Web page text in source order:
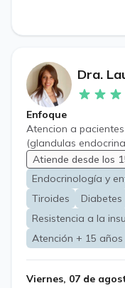
Dra.
Enfoque
Atencion a
(glandulas
metabólicas
insulina, obesidad,
Cuento con mas de
especialidad.
obtenga suficiente
opciones de
de desiciones en
Atiende desde los
Endocrinología y
Tiroides
Diabetes
Resistencia a la
Atención + 15 años
Viernes, 07 de